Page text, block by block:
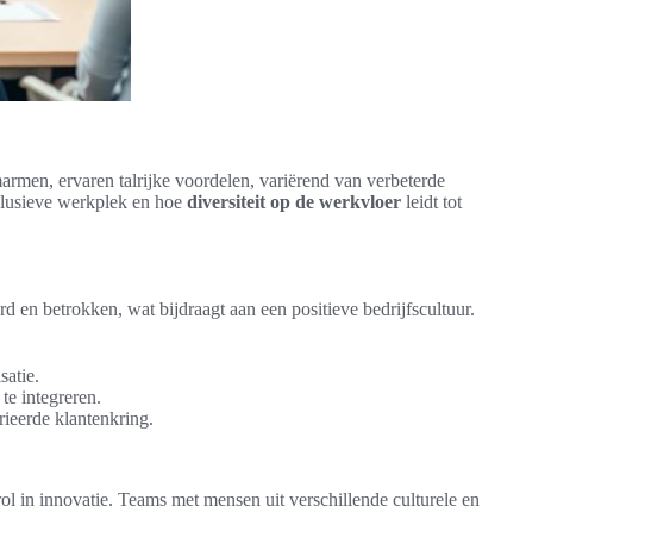
ervaren talrijke voordelen, variërend van verbeterde
werkplek en hoe diversiteit op de werkvloer leidt tot
en betrokken, wat bijdraagt aan een positieve bedrijfscultuur.
integreren.
klantenkring.
in innovatie. Teams met mensen uit verschillende culturele en